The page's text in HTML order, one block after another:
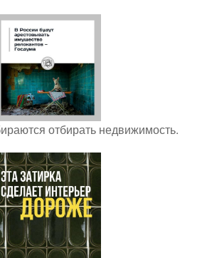
отбирать недвижимость.